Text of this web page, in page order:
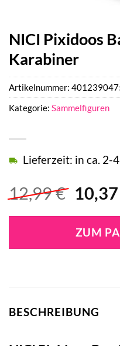
NICI Pixidoos
Karabiner
12,99€
war:
10,37
Lieferzeit: in ca. 2-
ZUM
Artikelnummer:
Kategorie: Sammelfiguren
BESCHREIBUNG